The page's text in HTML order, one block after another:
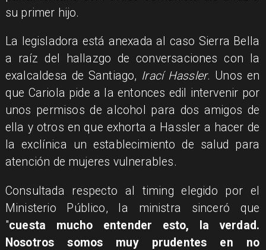
su primer hijo.
La legisladora está anexada al caso Sierra Bella
a raíz del hallazgo de conversaciones con la
exalcaldesa de Santiago, Irací Hassler. Unos en
que Cariola pide a la entonces edil intervenir por
unos permisos de alcohol para dos amigos de
ella y otros en que exhorta a Hassler a hacer de
la exclínica un establecimiento de salud para
atención de mujeres vulnerables.
Consultada respecto al timing elegido por el
Ministerio Público, la ministra sinceró que
"cuesta mucho entender esto, la verdad.
Nosotros somos muy prudentes en no